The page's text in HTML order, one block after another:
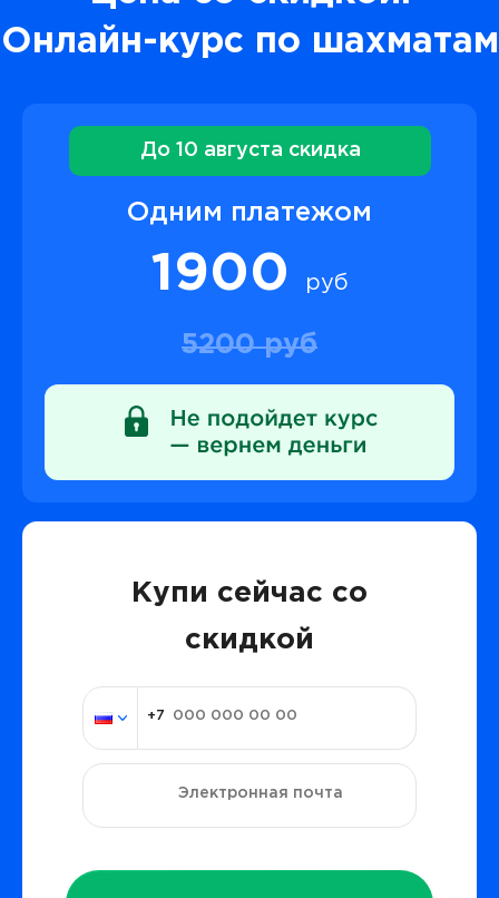
Онлайн-курс по шахматам
До 10 августа скидка
Одним платежом
1900 руб
5200 руб
Купи сейчас со
скидкой